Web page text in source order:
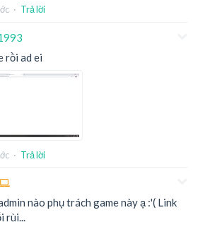
· Trả lời
rồi ad ei
· Trả lời
nào phụ trách game này ạ :'( Link
rùi...